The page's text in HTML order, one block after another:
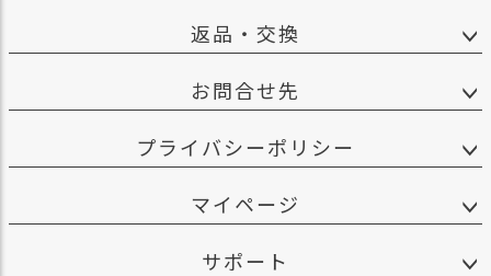
返品・交換
お問合せ先
プライバシーポリシー
マイページ
サポート